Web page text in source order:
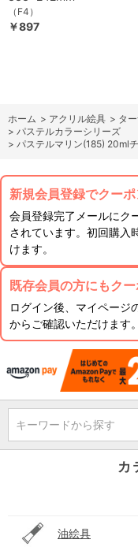
（F4）
￥897
ホーム > アクリル絵具 > タ
> パステルカラーシリーズ
> パステルマリン(185) 20ml
新規会員登録でクーポ
会員登録完了メールにク
されています。初回購入
けます。
既存会員の方にもク
ログイン後、マイページ
からご確認いただけます。
キーワードから探す
カ
油絵具